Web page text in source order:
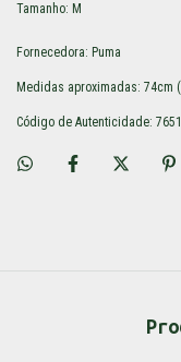
Tamanho: M
Fornecedora: Puma
Medidas aproximadas: 74cm
Código de Autenticidade: